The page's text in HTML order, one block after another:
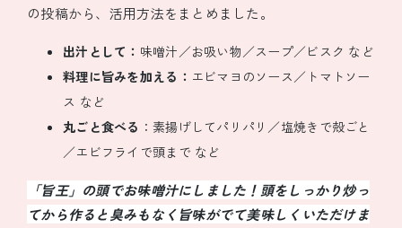
の投稿から、活用方法をまとめました。
出汁として： 味噌汁／お吸い物／スープ／ビスク など
料理に旨みを加える： エビマヨのソース／トマトソー
ス など
丸ごと食べる ：素揚げしてパリパリ／塩焼きで殻ごと
／エビフライで頭まで など
「旨王」の頭でお味噌汁にしました！頭をしっかり炒っ
てから作ると臭みもなく旨味がでて美味しくいただけま